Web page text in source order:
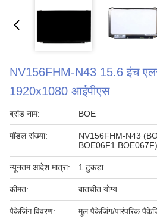
NV156FHM-N43 15.6 इंच
1920x1080 आईपीएस
ब्रांड नाम: BOE
मॉडल संख्या:
NV156FHM-N43
BOE06F1 BOE067F)
न्यूनतम आदेश मात्रा: 1 टुकड़ा
कीमत: बातचीत योग्य
पैकेजिंग विवरण: मूल पैकेजिंग/पारंपरिक